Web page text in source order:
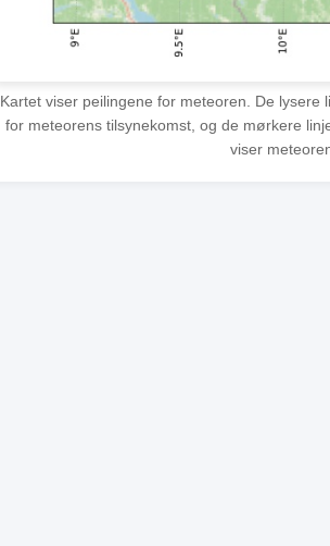
Kartet viser peilingene for meteoren. De
for meteorens tilsynekomst, og de mørkere
viser